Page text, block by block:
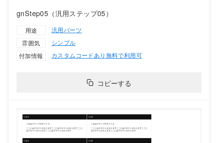
gnStep05（汎用ステップ05）
用途
汎用パーツ
雰囲気
シンプル
付加情報
カスタムコードあり 無料で利用可
コピーする